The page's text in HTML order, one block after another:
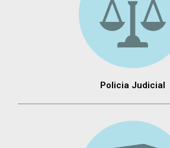
Policia Judicial